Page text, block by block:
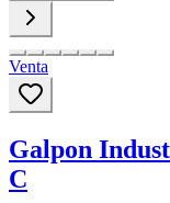
Venta
Galpon
C